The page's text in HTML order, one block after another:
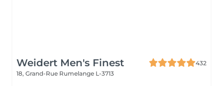
Weidert Men's Finest
432
18, Grand-Rue Rumelange L-3713